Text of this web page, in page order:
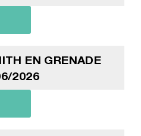
EN GRENADE
2026